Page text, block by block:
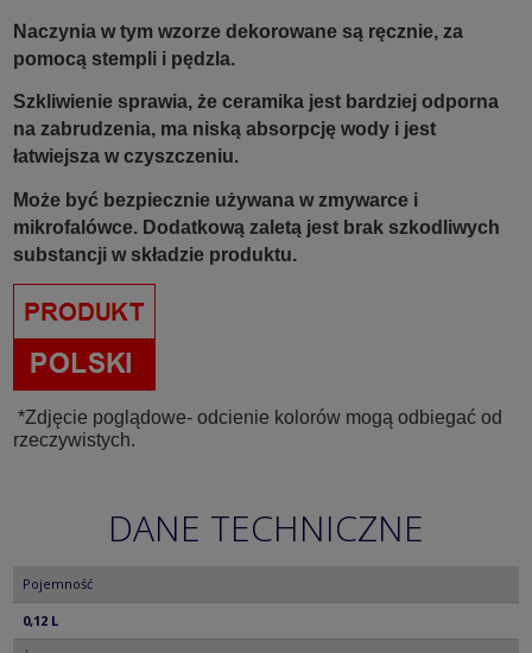
Naczynia w tym wzorze dekorowane są ręcznie, za
pomocą stempli i pędzla.
Szkliwienie sprawia, że ceramika jest bardziej odporna
na zabrudzenia, ma niską absorpcję wody i jest
łatwiejsza w czyszczeniu.
Może być bezpiecznie używana w zmywarce i
mikrofalówce. Dodatkową zaletą jest brak szkodliwych
substancji w składzie produktu.
*Zdjęcie poglądowe- odcienie kolorów mogą odbiegać od
rzeczywistych.
DANE TECHNICZNE
Pojemność
0,12 L